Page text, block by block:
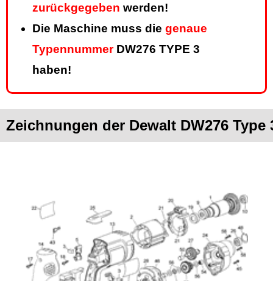
zurückgegeben werden!
Die Maschine muss die genaue
TypennummerDW276 TYPE 3
haben!
Zeichnungen der Dewalt DW276 Type